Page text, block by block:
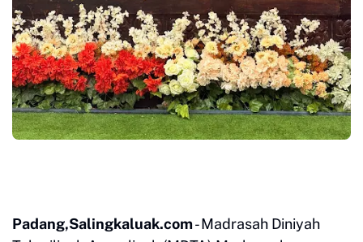
Padang,Salingkaluak.com- Madrasah Diniyah